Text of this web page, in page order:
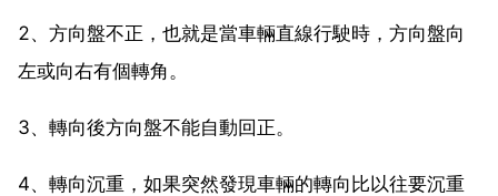
2、方向盤不正，也就是當車輛直線行駛時，方向盤向
左或向右有個轉角。
3、轉向後方向盤不能自動回正。
4、轉向沉重，如果突然發現車輛的轉向比以往要沉重